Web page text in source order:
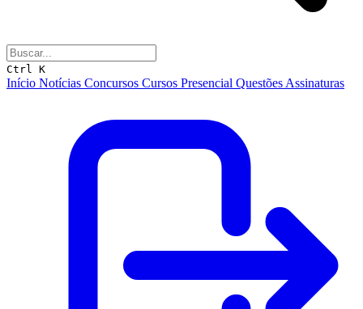
Ctrl K
Início Notícias Concursos Cursos Presencial Questões Assinaturas